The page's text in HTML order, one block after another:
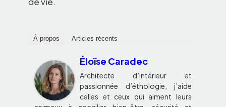
À propos Articles récents
Éloïse Caradec
Architecte d’intérieur et
passionnée d’éthologie, j’aide
celles et ceux qui aiment leurs